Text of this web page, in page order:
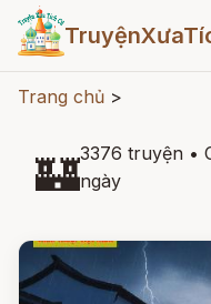
Trang chủ >
🏰3376 truyện •
ngày